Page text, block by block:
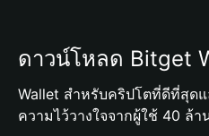
ดาวน์โหลด Bitget
Wallet สำหรับคริปโตที่ดีที่สุด
ความไว้วางใจจากผู้ใช้ 40 ล้